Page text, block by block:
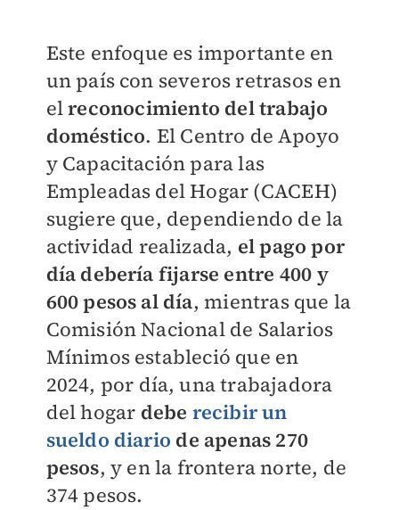
Este enfoque es importante en
un país con severos retrasos en
elreconocimiento del trabajo
doméstico. El Centro de Apoyo
y Capacitación para las
Empleadas del Hogar (CACEH)
sugiere que, dependiendo de la
actividad realizada, el pago por
día debería fijarse entre 400 y
600 pesos al día, mientras que la
Comisión Nacional de Salarios
Mínimos estableció que en
2024, por día, una trabajadora
del hogar debe recibir un
sueldo diario de apenas 270
pesos, y en la frontera norte, de
374 pesos.